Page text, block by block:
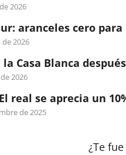
2026
aranceles cero
2026
la Casa Blanca
2026
real se aprecia un
de 2025
¿Te